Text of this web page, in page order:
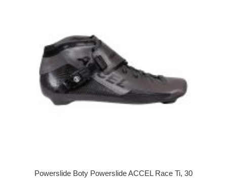
Powerslide Boty Powerslide ACCEL Race Ti, 30